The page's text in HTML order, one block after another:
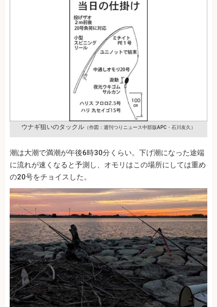
ウナギ狙いのタックル （作図：週刊つりニュース中部版APC・石川友久）
潮は大潮で満潮が午後6時30分くらい。下げ潮になった途端
に流れが速くなると予測し、オモリはこの場所にしては重め
の20号をチョイスした。